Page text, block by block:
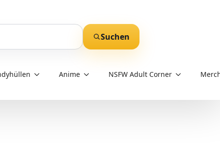
Suchen
Anime NSFW Adult Corner